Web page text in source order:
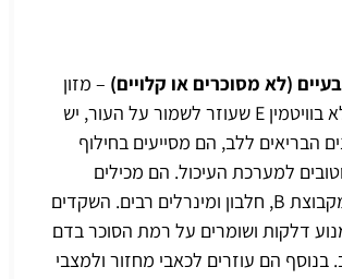
(לא מסוכרים או קלויים) – מזון
מצוין שמלא בוויטמין E שעוזר לשמור על העור, יש
הבריאים ללב, הם מסייעים בחילוף
למערכת העיכול. הם מכילים
ויטמינים מקבוצת B, חלבון ומינרלים רבים. השקדים
דלקות ושומרים על רמת הסוכר בדם
בנוסף הם עוזרים לכאבי מחזור ולמצבי